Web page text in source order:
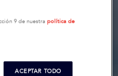
9 de nuestrapolítica de
ACEPTAR TODO